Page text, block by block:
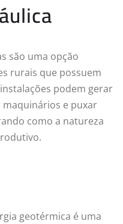
são uma opção
rurais que possuem
instalações podem gerar
e puxar
como a natureza
geotérmica é uma